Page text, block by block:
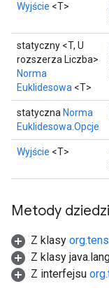
Wyjście <T>
statyczny <T, U
rozszerza Liczba>
Norma
Euklidesowa <T>
statyczna Norma
Euklidesowa.Opcje
Wyjście <T>
Metody
Z klasy
Z klasy
Z interfejsu